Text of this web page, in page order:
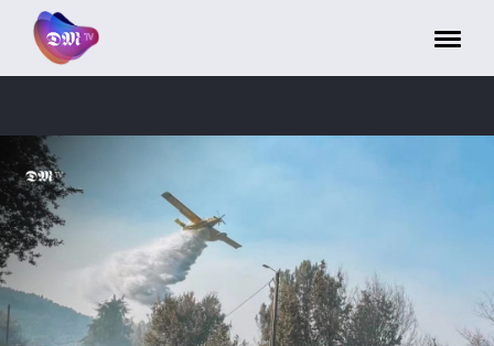
Painel de Gerenciamento de Cookies